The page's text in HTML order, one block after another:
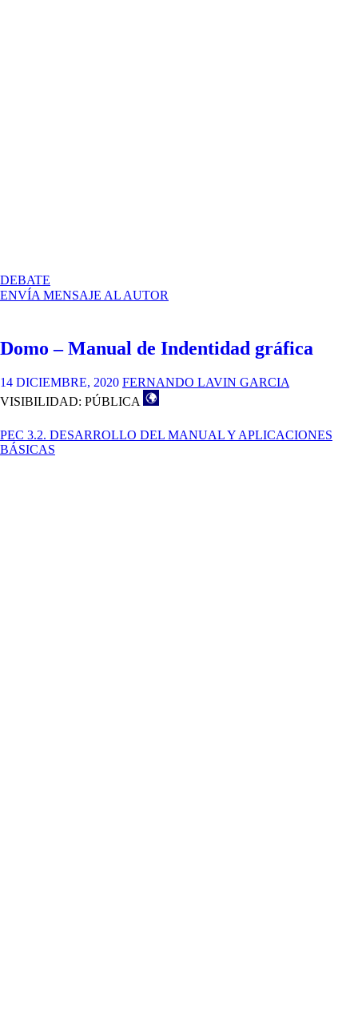
DEBATE
MANUAL
ENVÍA MENSAJE AL AUTOR
Domo – Manual de Indentidad gráfica
14 DICIEMBRE, 2020 FERNANDO LAVIN GARCIA
VISIBILIDAD: PÚBLICA
PEC 3.2. DESARROLLO DEL MANUAL Y APLICACIONES
BÁSICAS